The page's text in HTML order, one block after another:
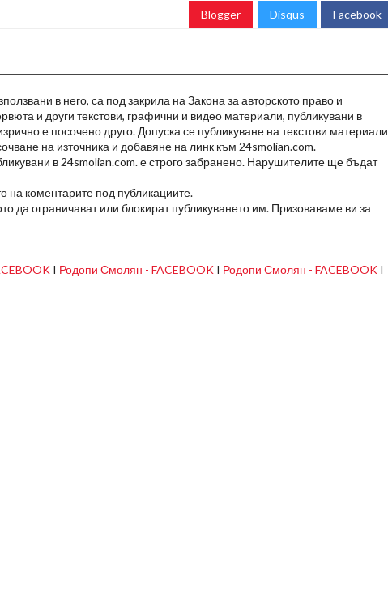
Blogger Disqus Facebook
в него, са под закрила на Закона за авторското право и
и други текстови, графични и видео материали, публикувани в
е посочено друго. Допуска се публикуване на текстови материали
на източника и добавяне на линк към 24smolian.com.
в 24smolian.com. е строго забранено. Нарушителите ще бъдат
на коментарите под публикациите.
да ограничават или блокират публикуването им. Призоваваме ви за
I Родопи Смолян - FACEBOOK I Родопи Смолян - FACEBOOK I